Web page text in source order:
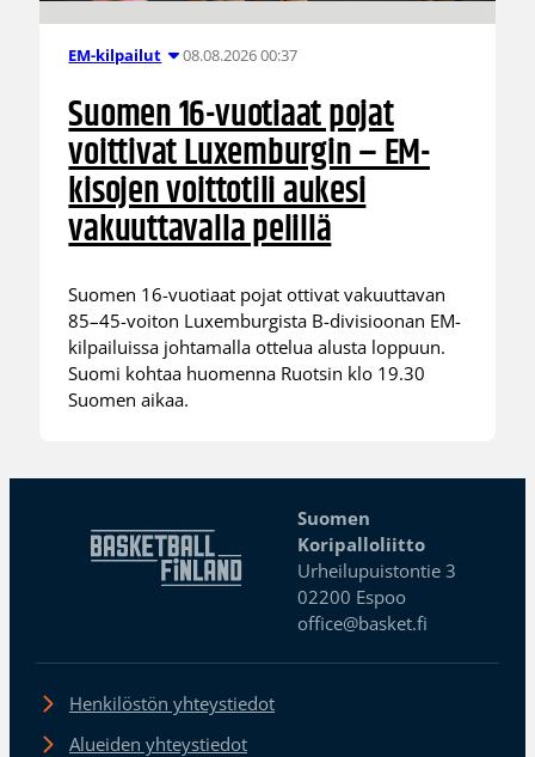
EM-kilpailut 08.08.2026 00:37
Suomen 16-vuotiaat pojat
voittivat Luxemburgin – EM-
kisojen voittotili aukesi
vakuuttavalla pelillä
Suomen 16-vuotiaat pojat ottivat vakuuttavan
85–45-voiton Luxemburgista B-divisioonan EM-
kilpailuissa johtamalla ottelua alusta loppuun.
Suomi kohtaa huomenna Ruotsin klo 19.30
Suomen aikaa.
Suomen
Koripalloliitto
Urheilupuistontie 3
02200 Espoo
office@basket.fi
Henkilöstön yhteystiedot
Alueiden yhteystiedot